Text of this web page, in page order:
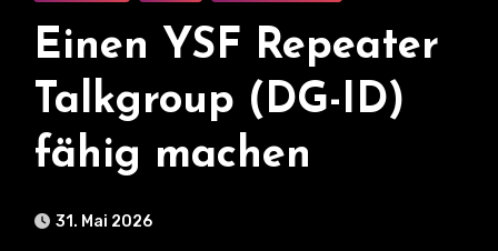
Einen YSF Repeater
Talkgroup (DG-ID)
fähig machen
31. Mai 2026